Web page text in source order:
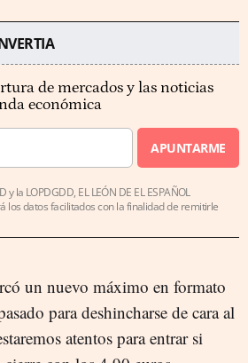
de mercados y las noticias
económica
APUNTARME
la LOPDGDD, EL LEÓN DE EL ESPAÑOL
los datos facilitados con la finalidad de remitirle
un nuevo máximo en formato
para deshincharse de cara al
atentos para entrar si